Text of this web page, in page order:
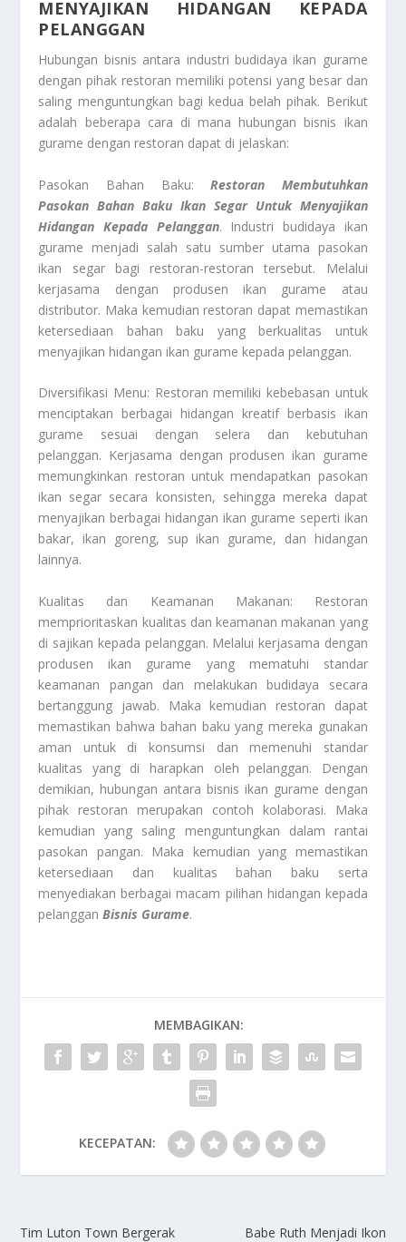
MENYAJIKAN HIDANGAN KEPADA
PELANGGAN
Hubungan bisnis antara industri budidaya ikan gurame
dengan pihak restoran memiliki potensi yang besar dan
saling menguntungkan bagi kedua belah pihak. Berikut
adalah beberapa cara di mana hubungan bisnis ikan
gurame dengan restoran dapat di jelaskan:
Pasokan Bahan Baku:Restoran Membutuhkan
Pasokan Bahan Baku Ikan Segar Untuk Menyajikan
Hidangan Kepada Pelanggan. Industri budidaya ikan
gurame menjadi salah satu sumber utama pasokan
ikan segar bagi restoran-restoran tersebut. Melalui
kerjasama dengan produsen ikan gurame atau
distributor. Maka kemudian restoran dapat memastikan
ketersediaan bahan baku yang berkualitas untuk
menyajikan hidangan ikan gurame kepada pelanggan.
Diversifikasi Menu: Restoran memiliki kebebasan untuk
menciptakan berbagai hidangan kreatif berbasis ikan
gurame sesuai dengan selera dan kebutuhan
pelanggan. Kerjasama dengan produsen ikan gurame
memungkinkan restoran untuk mendapatkan pasokan
ikan segar secara konsisten, sehingga mereka dapat
menyajikan berbagai hidangan ikan gurame seperti ikan
bakar, ikan goreng, sup ikan gurame, dan hidangan
lainnya.
Kualitas dan Keamanan Makanan: Restoran
memprioritaskan kualitas dan keamanan makanan yang
di sajikan kepada pelanggan. Melalui kerjasama dengan
produsen ikan gurame yang mematuhi standar
keamanan pangan dan melakukan budidaya secara
bertanggung jawab. Maka kemudian restoran dapat
memastikan bahwa bahan baku yang mereka gunakan
aman untuk di konsumsi dan memenuhi standar
kualitas yang di harapkan oleh pelanggan. Dengan
demikian, hubungan antara bisnis ikan gurame dengan
pihak restoran merupakan contoh kolaborasi. Maka
kemudian yang saling menguntungkan dalam rantai
pasokan pangan. Maka kemudian yang memastikan
ketersediaan dan kualitas bahan baku serta
menyediakan berbagai macam pilihan hidangan kepada
pelanggan Bisnis Gurame.
MEMBAGIKAN:
KECEPATAN:
Tim Luton Town Bergerak
Babe Ruth Menjadi Ikon